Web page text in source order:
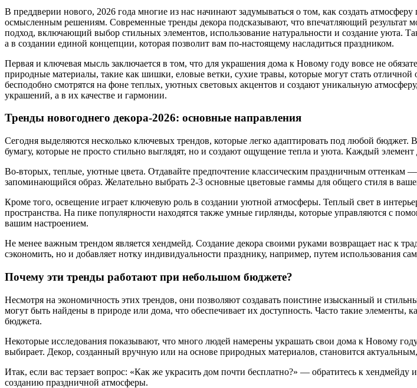
В преддверии нового, 2026 года многие из нас начинают задумываться о том, как создать
осмысленным решениям. Современные тренды декора подсказывают, что впечатляющий
подход, включающий выбор стильных элементов, использование натуральности и создание уюта.
а в создании единой концепции, которая позволит вам по-настоящему насладиться праздником.
Первая и ключевая мысль заключается в том, что для украшения дома к Новому году вовсе не
природные материалы, такие как шишки, еловые ветки, сухие травы, которые могут стать
бесподобно смотрятся на фоне теплых, уютных световых акцентов и создают уникальную
украшений, а в их качестве и гармонии.
Тренды новогоднего декора-2026: основные направления
Сегодня выделяются несколько ключевых трендов, которые легко адаптировать под любой
бумагу, которые не просто стильно выглядят, но и создают ощущение тепла и уюта. Каждый
Во-вторых, теплые, уютные цвета. Отдавайте предпочтение классическим праздничным оттенкам
запоминающийся образ. Желательно выбрать 2-3 основные цветовые гаммы для общего стиля в
Кроме того, освещение играет ключевую роль в создании уютной атмосферы. Теплый свет в
пространства. На пике популярности находятся также умные гирлянды, которые управляются с
вашим настроением.
Не менее важным трендом является хендмейд. Создание декора своими руками возвращает нас к
сэкономить, но и добавляет нотку индивидуальности празднику, например, путем использования
Почему эти тренды работают при небольшом бюджете?
Несмотря на экономичность этих трендов, они позволяют создавать поистине изысканный и
могут быть найдены в природе или дома, что обеспечивает их доступность. Часто такие
бюджета.
Некоторые исследования показывают, что много людей намерены украшать свои дома к Новому
выбирает. Декор, созданный вручную или на основе природных материалов, становится
Итак, если вас терзает вопрос: «Как же украсить дом почти бесплатно?» — обратитесь к
созданию праздничной атмосферы.